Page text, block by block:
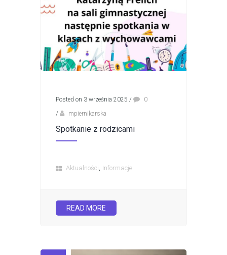
Posted on 3 września 2025 /
0
/
mpiernikarska
Spotkanie z rodzicami
Aktualności Informacje
READ MORE